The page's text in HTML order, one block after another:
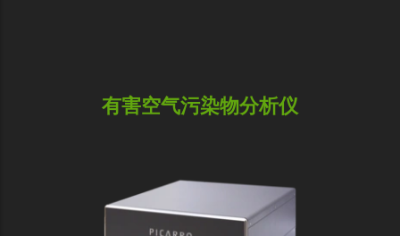
有害空气污染物分析仪